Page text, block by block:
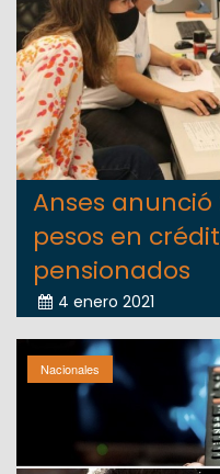
Anses
pesos en
pensionados
4 enero 2021
Nacionales